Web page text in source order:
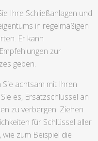
Ihre Schließanlagen und
in regelmäßigen
Er kann
zur
geben.
Sie achtsam mit Ihren
es, Ersatzschlüssel an
zu verbergen. Ziehen
für Schlüssel aller
zum Beispiel die